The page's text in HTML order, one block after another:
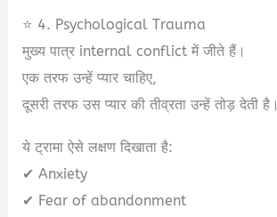
⭐ 4. Psychological Trauma
मुख्य पात्र internal conflict में जीते हैं।
एक तरफ उन्हें प्यार चाहिए,
दूसरी तरफ उस प्यार की तीव्रता उन्हें तोड़ देती है।
ये ट्रामा ऐसे लक्षण दिखाता है:
✔ Anxiety
✔ Fear of abandonment